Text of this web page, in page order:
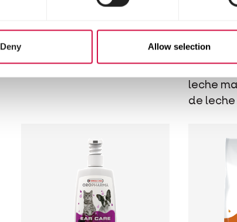
Deny Allow selection
Variety 4-10kg
gatos
Pet
leche
de leche